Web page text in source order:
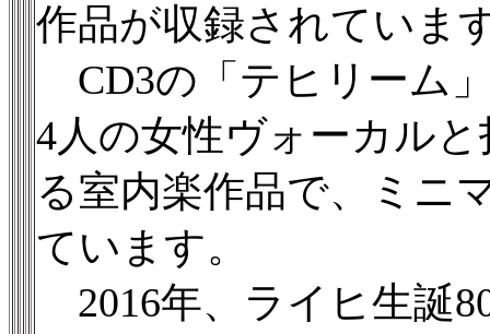
作品が収録されていま
CD3の「テヒリーム
4人の女性ヴォーカル
る室内楽作品で、ミニ
ています。
2016年、ライヒ生誕